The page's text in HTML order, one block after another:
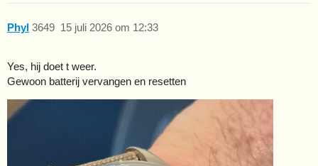
Phyl 15 juli 2026 om 12:33
3649
Yes, hij doet t weer.
Gewoon batterij vervangen en resetten